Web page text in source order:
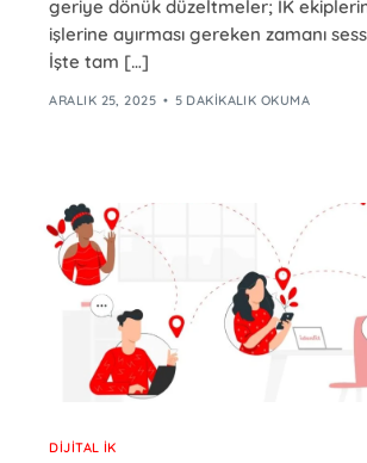
geriye dönük düzeltmeler; İK
işlerine ayırması gereken zamanı
İşte tam […]
ARALIK 25, 2025 5 DAKIKALIK OKUMA
DIJITAL İK